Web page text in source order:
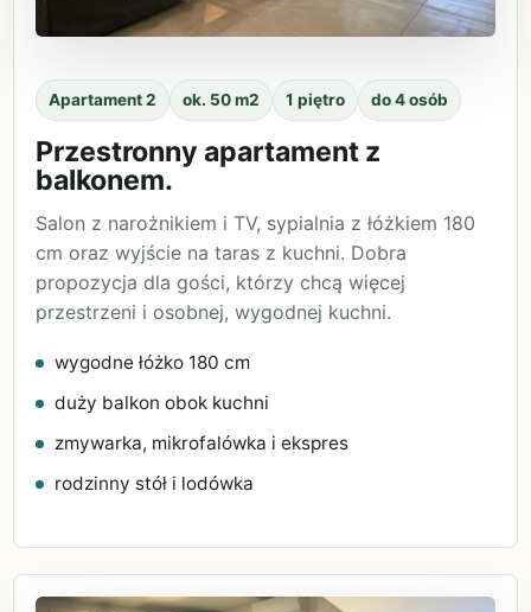
Apartament 2 ok. 50 m2 1 piętro do 4 osób
Przestronny apartament z
balkonem.
Salon z narożnikiem i TV, sypialnia z łóżkiem 180
cm oraz wyjście na taras z kuchni. Dobra
propozycja dla gości, którzy chcą więcej
przestrzeni i osobnej, wygodnej kuchni.
wygodne łóżko 180 cm
duży balkon obok kuchni
zmywarka, mikrofalówka i ekspres
rodzinny stół i lodówka